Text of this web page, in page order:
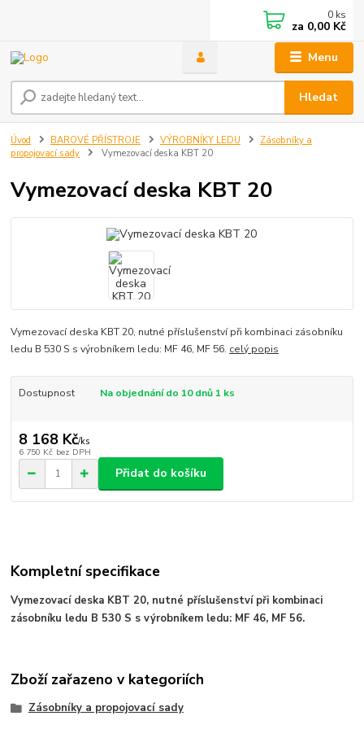
Menu
Hledat
0 ks
za 0,00 Kč
Úvod BAROVÉ PŘÍSTROJE VÝROBNÍKY LEDU
Zásobníky a
propojovací sady
Vymezovací deska KBT 20
Vymezovací deska KBT 20
Vymezovací deska KBT 20, nutné příslušenství při kombinaci zásobníku
ledu B 530 S s výrobníkem ledu: MF 46, MF 56. celý popis
Dostupnost Na objednání do 10 dnů 1 ks
8 168 Kč/ks
6 750 Kč bez DPH
Přidat do košíku
Kompletní specifikace
Vymezovací deska KBT 20, nutné příslušenství při kombinaci
zásobníku ledu B 530 S s výrobníkem ledu: MF 46, MF 56.
Zboží zařazeno v kategoriích
Zásobníky a propojovací sady